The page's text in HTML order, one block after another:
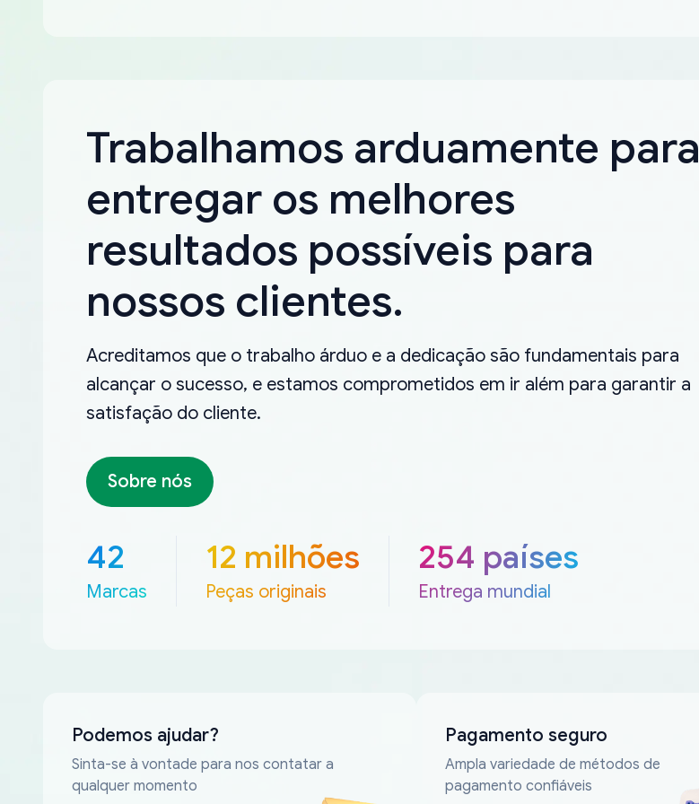
Trabalhamos arduamente para
entregar os melhores
resultados possíveis para
nossos clientes.
Acreditamos que o trabalho árduo e a dedicação são fundamentais para
alcançar o sucesso, e estamos comprometidos em ir além para garantir a
satisfação do cliente.
Sobre nós
42
Marcas
12 milhões
Peças originais
254 países
Entrega mundial
Podemos ajudar?
Sinta-se à vontade para nos contatar a
qualquer momento
Pagamento seguro
Ampla variedade de métodos de
pagamento confiáveis